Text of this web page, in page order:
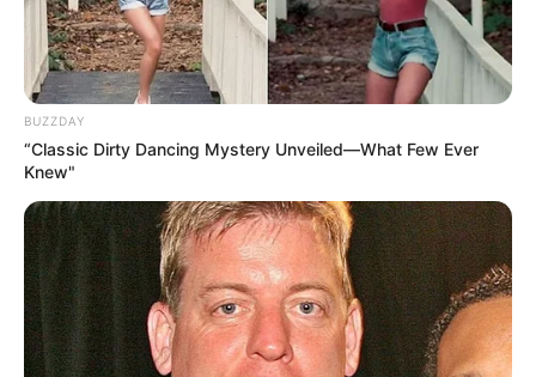
BUZZDAY
“Classic Dirty Dancing Mystery Unveiled—What Few Ever
Knew"